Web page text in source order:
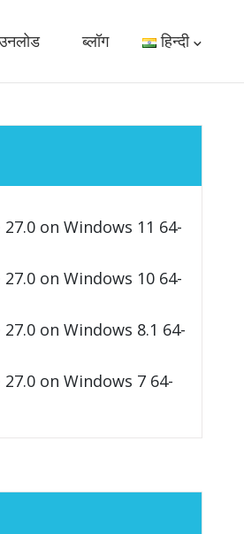
ब्लॉग हिन्दी
on Windows 11 64-
on Windows 10 64-
on Windows 8.1 64-
on Windows 7 64-